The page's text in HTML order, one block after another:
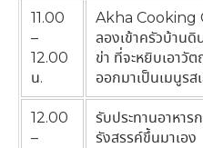
11.00
–
12.00
น.
Akha Cooking
ลองเข้าครัวบ้านดิ
ข่า ที่จะหยิบเอาวั
ออกมาเป็นเมนูรส
12.00
–
รับประทานอาหา
รังสรรค์ขึ้นมาเอง